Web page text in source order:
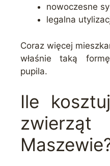
nowoczesne
legalna
Coraz więcej
właśnie taką
pupila.
Ile